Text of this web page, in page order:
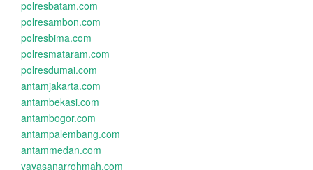
polresbatam.com
polresambon.com
polresbima.com
polresmataram.com
polresdumai.com
antamjakarta.com
antambekasi.com
antambogor.com
antampalembang.com
antammedan.com
yayasanarrohmah.com